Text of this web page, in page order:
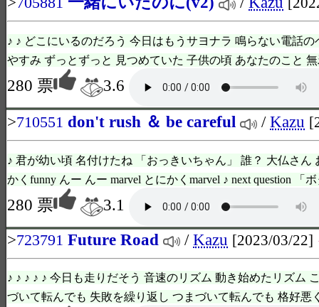
♪ ♪ どこにいるのだろう 今日はもうサヨナラ 鳴らない電話
やすみ ずっとずっと 見つめていた 子供の頃 あなたのこと
280 票
3.6
>710551 don't rush ＆ be careful /Kazu
♪ 君が幼い頃 名付けたね 「おっきいちゃん」 誰？ 大仏さん
かくfunny んー んー marvel とにかくmarvel ♪ next question 「
280 票
3.1
>723791 Future Road /Kazu [2023/03/22]
♪ ♪ ♪ ♪ ♪ 今日も走りだそう 音速のリズム 動き始めたリズム
づいて転んでも 失敗を繰り返し つまづいて転んでも 格好悪